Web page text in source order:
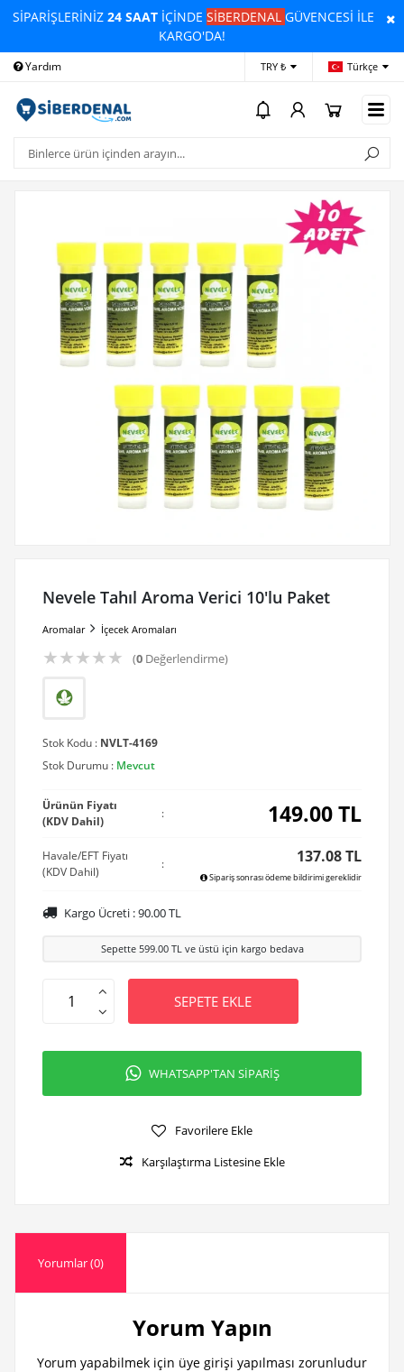
SİPARİŞLERİNİZ24 SAAT İÇİNDESİBERDENALGÜVENCESİ İLE
KARGO'DA!
Yardım Ödeme Bildirimi
TRY ₺ Türkçe
Nevele Tahıl Aroma Verici 10'lu Paket
Aromalar İçecek Aromaları
★★★★★ (0Değerlendirme)
Stok Kodu : NVLT-4169
Stok Durumu : Mevcut
Ürünün Fiyatı
(KDV Dahil)
: 149.00TL
Havale/EFT Fiyatı
(KDV Dahil)
: 137.08 TL
Sipariş sonrası ödeme bildirimi gereklidir
Kargo Ücreti :90.00TL
Sepette 599.00TL ve üstü için kargo bedava
SEPETE EKLE
WHATSAPP'TAN SİPARİŞ
Favorilere Ekle
Karşılaştırma Listesine Ekle
Yorumlar (0)
Yorum Yapın
Yorum yapabilmek için üye girişi yapılması zorunludur